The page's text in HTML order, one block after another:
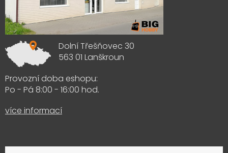
Dolní Třešňovec 30
563 01 Lanškroun
Provozní doba eshopu:
Po - Pá 8:00 - 16:00 hod.
více informací